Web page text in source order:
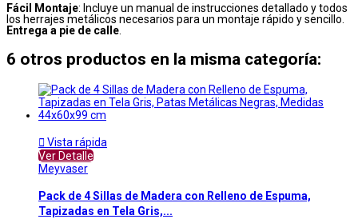
Fácil Montaje: Incluye un manual de instrucciones detallado y todos
los herrajes metálicos necesarios para un montaje rápido y sencillo.
Entrega a pie de calle
6 otros productos en la misma categoría:
 Vista rápida
Ver Detalle
Meyvaser
Pack de 4 Sillas de Madera con Relleno de Espuma,
Tapizadas en Tela Gris,...